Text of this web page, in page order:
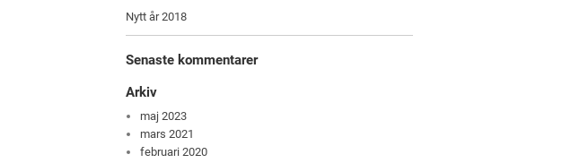
Nytt år 2018
Senaste kommentarer
Arkiv
maj 2023
mars 2021
februari 2020